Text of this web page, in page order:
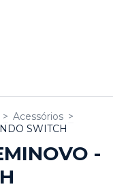
> Acessórios >
SWITCH
-